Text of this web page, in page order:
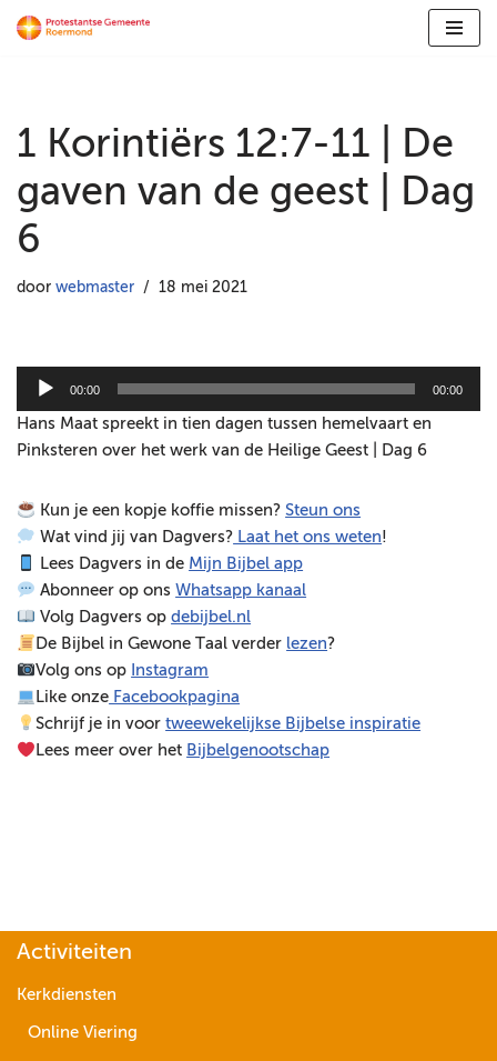
inhoud
1 Korintiërs 12:7-11 | De
gaven van de geest | Dag
6
door webmaster 18 mei 2021
d
i
s
p
e
l
e
r
00:00 00:00
Hans Maat spreekt in tien dagen tussen hemelvaart en
Pinksteren over het werk van de Heilige Geest | Dag 6
Kun je een kopje koffie missen?Steun ons
Wat vind jij van Dagvers? Laat het ons weten!
Lees Dagvers in de Mijn Bijbel app
Abonneer op onsWhatsapp kanaal
Volg Dagvers opdebijbel.nl
De Bijbel in Gewone Taal verder lezen?
Volg ons op Instagram
Like onze Facebookpagina
Schrijf je in voortweewekelijkse Bijbelse inspiratie
Lees meer over het Bijbelgenootschap
Activiteiten
Kerkdiensten
Online Viering